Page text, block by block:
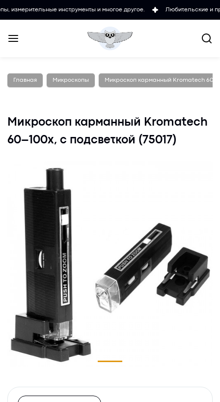
инструменты и многое другое. Любительские и
Главная Микроскопы Микроскоп карманный Kromatech
Микроскоп карманный Kromatech
60–100x, с подсветкой (75017)